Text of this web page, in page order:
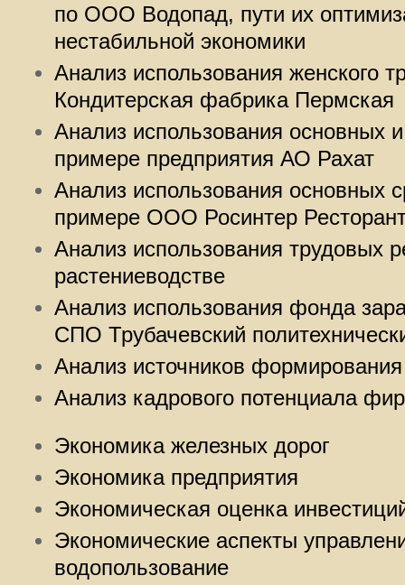
по ООО Водопад, пути их
нестабильной экономики
Анализ использования женского
Кондитерская фабрика Пермская
Анализ использования основных
примере предприятия АО Рахат
Анализ использования основных
примере ООО Росинтер
Анализ использования трудовых
растениеводстве
Анализ использования фонда
СПО Трубачевский
Анализ источников
Анализ кадрового потенциала
Экономика железных дорог
Экономика предприятия
Экономическая оценка
Экономические аспекты
водопользование